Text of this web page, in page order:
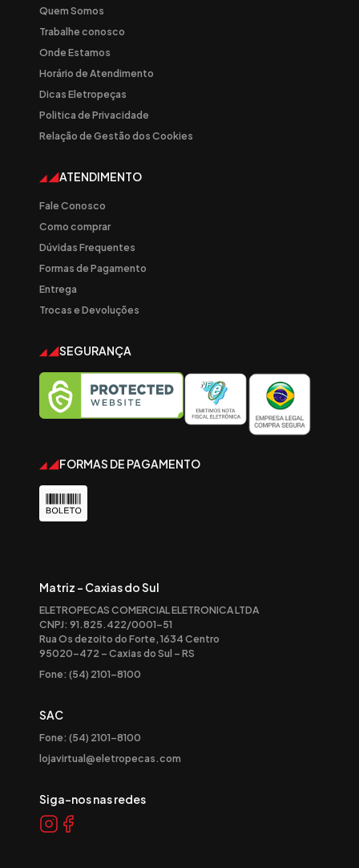
Quem Somos
Trabalhe conosco
Onde Estamos
Horário de Atendimento
Dicas Eletropeças
Politica de Privacidade
Relação de Gestão dos Cookies
ATENDIMENTO
Fale Conosco
Como comprar
Dúvidas Frequentes
Formas de Pagamento
Entrega
Trocas e Devoluções
SEGURANÇA
FORMAS DE PAGAMENTO
Matriz - Caxias do Sul
ELETROPECAS COMERCIAL ELETRONICA LTDA
CNPJ: 91.825.422/0001-51
Rua Os dezoito do Forte, 1634 Centro
95020-472 – Caxias do Sul – RS
Fone: (54) 2101-8100
SAC
Fone: (54) 2101-8100
lojavirtual@eletropecas.com
Siga-nos nas redes